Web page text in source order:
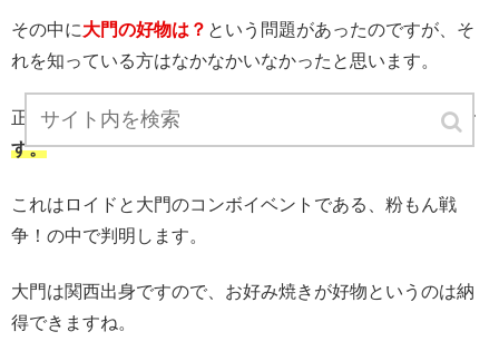
その中に大門の好物は？ という問題があったのですが、そ
れを知っている方はなかなかいなかったと思います。
正解から言ってしまうと、
大門の好物は【お好み焼き】で
す。
これはロイドと大門のコンボイベントである、粉もん戦
争！の中で判明します。
大門は関西出身ですので、お好み焼きが好物というのは納
得できますね。